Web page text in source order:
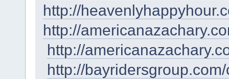
http://
http://
http://
http://